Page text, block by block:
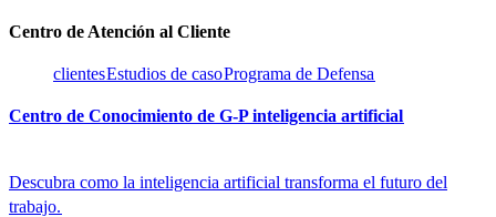
Centro de Atención al Cliente​​
clientes​​Estudios de caso​​Programa de Defensa​​
Centro de Conocimiento de G-P inteligencia artificial​​
Descubra como la inteligencia artificial transforma el futuro del
trabajo.​​